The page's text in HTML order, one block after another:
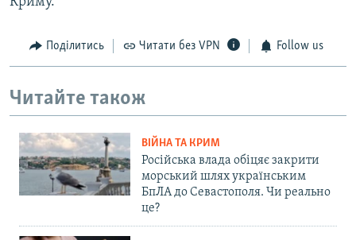
Поділитись Читати без VPN Follow us
Читайте також
ВІЙНА ТА КРИМ
Російська влада обіцяє закрити
морський шлях українським
БпЛА до Севастополя. Чи реально
це?